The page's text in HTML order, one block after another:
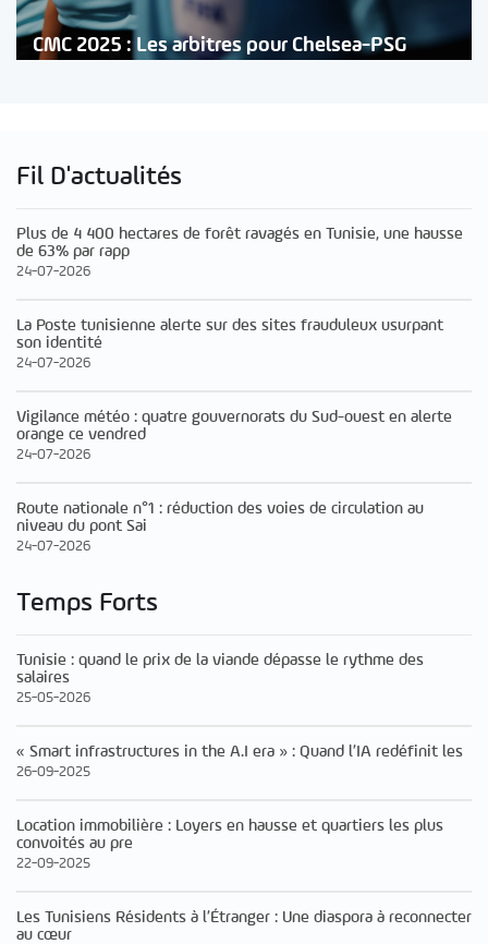
CMC 2025 : Les arbitres pour Chelsea-PSG
Fil D'actualités
Plus de 4 400 hectares de forêt ravagés en Tunisie, une hausse
de 63% par rapp
24-07-2026
La Poste tunisienne alerte sur des sites frauduleux usurpant
son identité
24-07-2026
Vigilance météo : quatre gouvernorats du Sud-ouest en alerte
orange ce vendred
24-07-2026
Route nationale n°1 : réduction des voies de circulation au
niveau du pont Sai
24-07-2026
Temps Forts
Tunisie : quand le prix de la viande dépasse le rythme des
salaires
25-05-2026
« Smart infrastructures in the A.I era » : Quand l’IA redéfinit les
26-09-2025
Location immobilière : Loyers en hausse et quartiers les plus
convoités au pre
22-09-2025
Les Tunisiens Résidents à l’Étranger : Une diaspora à reconnecter
au cœur